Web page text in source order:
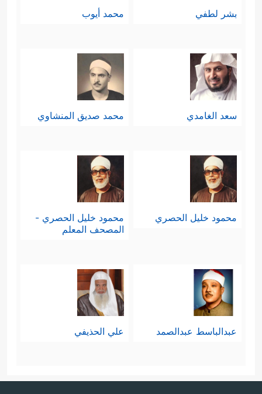
بشر لطفي محمد أيوب
سعد الغامدي محمد صديق المنشاوي
محمود خليل الحصري
محمود خليل الحصري -
المصحف المعلم
عبدالباسط عبدالصمد علي الحذيفي